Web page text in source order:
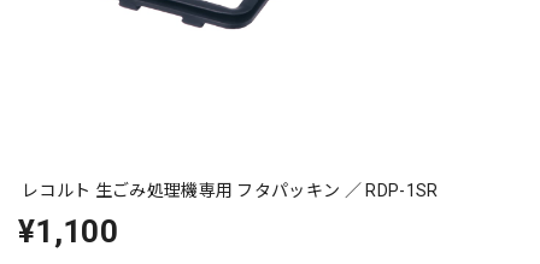
レコルト 生ごみ処理機専用 フタパッキン ／ RDP-1SR
¥1,100